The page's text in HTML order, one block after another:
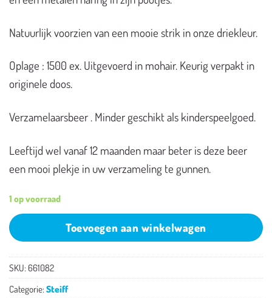
Natuurlijk voorzien van een mooie strik in onze driekleur.
Oplage : 1500 ex. Uitgevoerd in mohair. Keurig verpakt in
originele doos.
Verzamelaarsbeer . Minder geschikt als kinderspeelgoed.
Leeftijd wel vanaf 12 maanden maar beter is deze beer
een mooi plekje in uw verzameling te gunnen.
1 op voorraad
Toevoegen aan winkelwagen
SKU: 661082
Categorie: Steiff